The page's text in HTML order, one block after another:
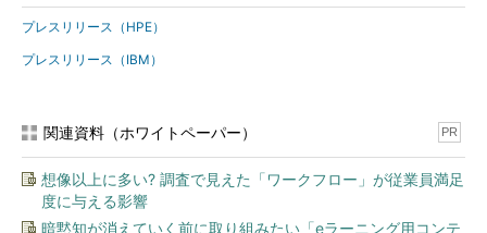
新Power LCサーバのオンライン最小構成価格は5999ドル（約
61万9000円）から。Power System S821LCとPower System
S822LC for Big Dataは既に販売を開始、Power System S822LC
プレスリリース（HPE）
プレスリリース（IBM）
関連資料（ホワイトペーパー） PR
想像以上に多い? 調査で見えた「ワークフロー」が従業員満足
度に与える影響
暗黙知が消えていく前に取り組みたい「eラーニング用コンテ